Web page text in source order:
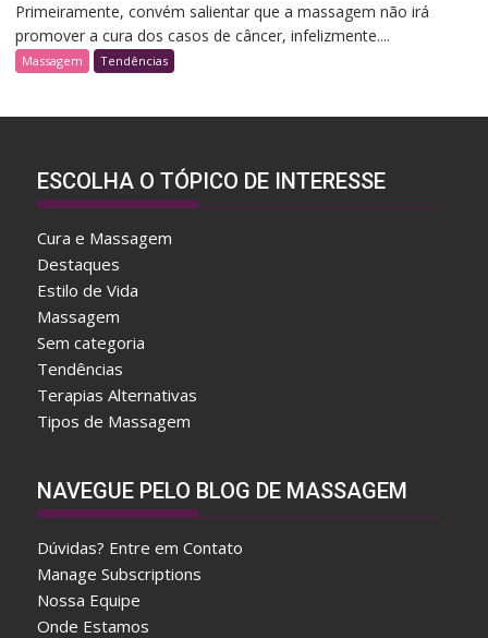
Primeiramente, convém salientar que a massagem não irá
promover a cura dos casos de câncer, infelizmente....
Massagem Tendências
ESCOLHA O TÓPICO DE INTERESSE
Cura e Massagem
Destaques
Estilo de Vida
Massagem
Sem categoria
Tendências
Terapias Alternativas
Tipos de Massagem
f
t
e
r
w
a
NAVEGUE PELO BLOG DE MASSAGEM
Dúvidas? Entre em Contato
Manage Subscriptions
Nossa Equipe
Onde Estamos